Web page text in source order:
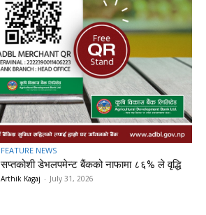
FEATURE NEWS
सप्तकोशी डेभलपमेन्ट बैंकको नाफामा ८६% ले वृद्धि
Arthik Kagaj - July 31, 2026